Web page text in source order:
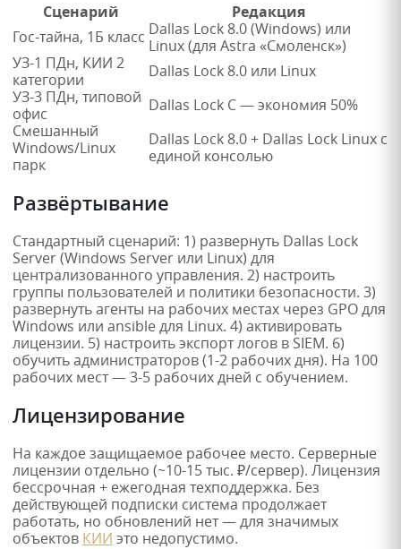
Сценарий
Редакция
Гос-тайна, 1Б класс Dallas Lock 8.0 (Windows) или
Linux (для Astra «Смоленск»)
УЗ-1 ПДн, КИИ 2
категории
Dallas Lock 8.0 или Linux
УЗ-3 ПДн, типовой
офис
Dallas Lock C — экономия 50%
Смешанный
Windows/Linux
парк
Dallas Lock 8.0 + Dallas Lock Linux с
единой консолью
Развёртывание
Стандартный сценарий: 1) развернуть Dallas Lock
Server (Windows Server или Linux) для
централизованного управления. 2) настроить
группы пользователей и политики безопасности. 3)
развернуть агенты на рабочих местах через GPO для
Windows или ansible для Linux. 4) активировать
лицензии. 5) настроить экспорт логов в SIEM. 6)
обучить администраторов (1-2 рабочих дня). На 100
рабочих мест — 3-5 рабочих дней с обучением.
Лицензирование
На каждое защищаемое рабочее место. Серверные
лицензии отдельно (~10-15 тыс. ₽/сервер). Лицензия
бессрочная + ежегодная техподдержка. Без
действующей подписки система продолжает
работать, но обновлений нет — для значимых
объектов КИИ это недопустимо.